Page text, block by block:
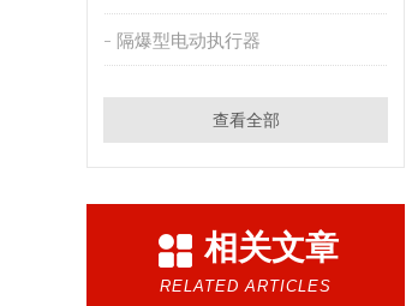
隔爆型电动执行器
查看全部
相关文章
RELATED ARTICLES